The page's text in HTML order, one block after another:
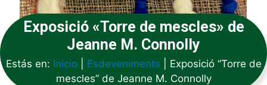
Exposició «Torre de mescles» de
Jeanne M. Connolly
Estás en: Inicio| Esdeveniments
Exposició “Torre de
mescles” de Jeanne M. Connolly